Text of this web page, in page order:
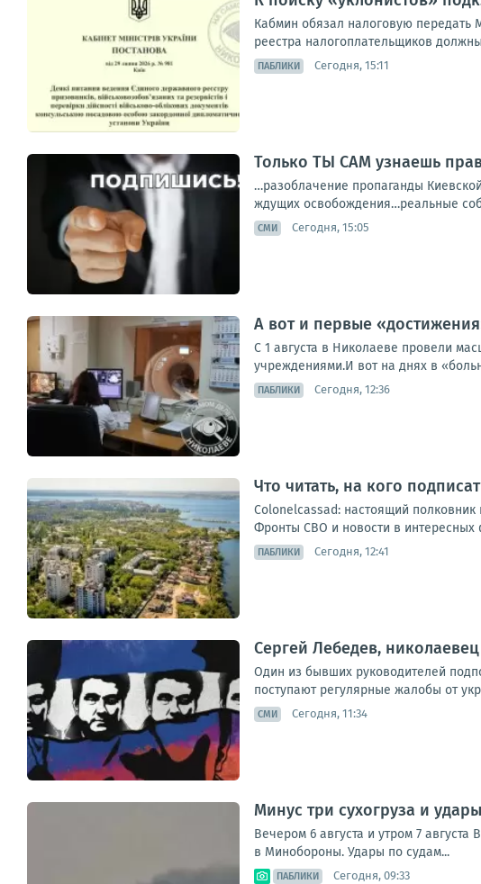
Кабмин обязал налоговую передать
реестра налогоплательщиков
ПАБЛИКИ Сегодня, 15:11
Только ТЫ САМ узнаешь
…разоблачение пропаганды
ждущих освобождения…реальные
СМИ Сегодня, 15:05
А вот и первые
С 1 августа в Николаеве провели
учреждениями.И вот на днях в
ПАБЛИКИ Сегодня, 12:36
Что читать, на кого
Colonelcassad: настоящий
Фронты СВО и новости в интересных
ПАБЛИКИ Сегодня, 12:41
Сергей Лебедев,
Один из бывших руководителей
поступают регулярные жалобы от
СМИ Сегодня, 11:34
Минус три сухогруза и
Вечером 6 августа и утром 7
в Минобороны. Удары по судам...
ПАБЛИКИ Сегодня, 09:33